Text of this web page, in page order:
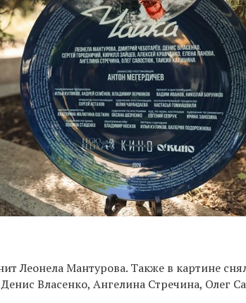
Леонела Мантурова. Также в картине
Власенко, Ангелина Стречина, Олег